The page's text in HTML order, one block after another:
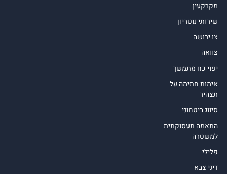
מקרקעין
שירותי נוטריון
צו ירושה
צוואה
יפוי כח מתמשך
אימות חתימה על
תצהיר
סיווג ביטחוני
התאמה תעסוקתית
למשטרה
פלילי
דיני צבא